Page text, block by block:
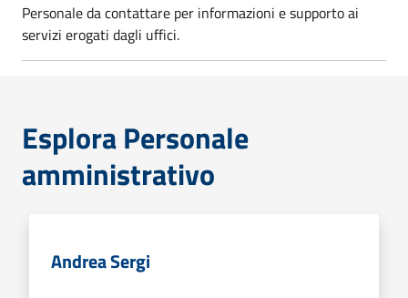
Personale da contattare per informazioni e supporto ai
servizi erogati dagli uffici.
Esplora Personale
amministrativo
Andrea Sergi